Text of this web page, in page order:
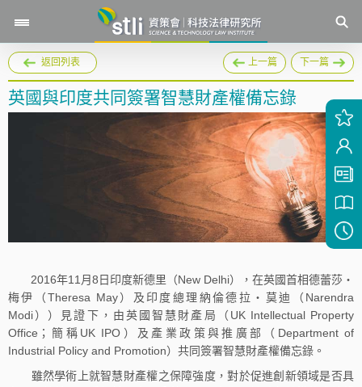
返回列表 上一篇 下一篇
英國與印度共同簽署智慧財產權備忘錄
2016年11月8日印度新德里（New Delhi），在英國首相德蕾莎‧
梅伊（Theresa May）及印度總理納倫德拉‧莫迪（Narendra
Modi））見證下，由英國智慧財產局（UK Intellectual Property
Office；簡稱UK IPO）及產業政策與推廣部（Department of
Industrial Policy and Promotion）共同簽署智慧財產權備忘錄。
雖然學術上就智慧財產權之保障強度，對於促進創新領域是否具